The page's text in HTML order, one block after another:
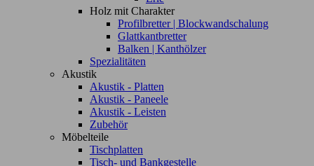
Holz mit Charakter
Profilbretter | Blockwandschalung
Glattkantbretter
Balken | Kanthölzer
Spezialitäten
Akustik
Akustik - Platten
Akustik - Paneele
Akustik - Leisten
Zubehör
Möbelteile
Tischplatten
Tisch- und Bankgestelle